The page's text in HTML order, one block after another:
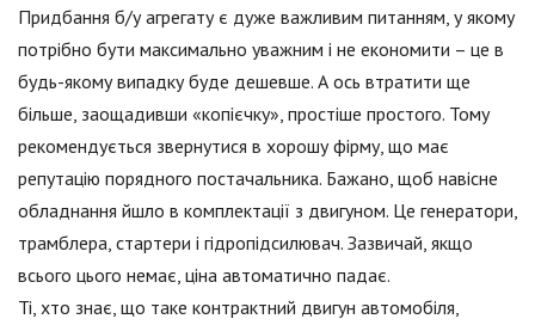
Придбання б/у агрегату є дуже важливим питанням, у якому
потрібно бути максимально уважним і не економити – це в
будь-якому випадку буде дешевше. А ось втратити ще
більше, заощадивши «копієчку», простіше простого. Тому
рекомендується звернутися в хорошу фірму, що має
репутацію порядного постачальника. Бажано, щоб навісне
обладнання йшло в комплектації з двигуном. Це генератори,
трамблера, стартери і гідропідсилювач. Зазвичай, якщо
всього цього немає, ціна автоматично падає.
Ті, хто знає, що таке контрактний двигун автомобіля,